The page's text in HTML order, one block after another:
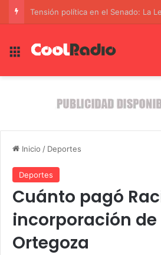
Menú
Inicio / Deportes
Deportes
Cuánto pagó
incorporación de
Ortegoza